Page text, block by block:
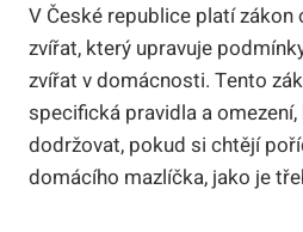
V České republice platí zákon
zvířat, který upravuje
zvířat v domácnosti. Tento
specifická pravidla a
dodržovat, pokud si chtějí
domácího mazlíčka, jako je